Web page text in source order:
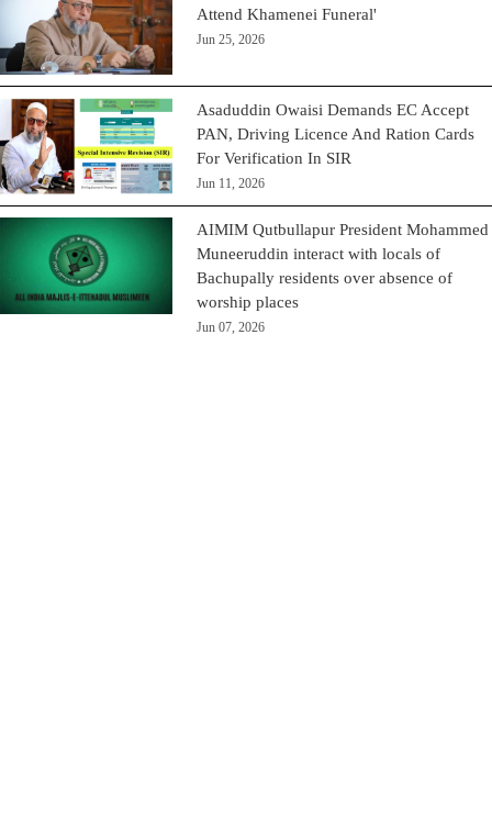
Attend Khamenei Funeral'
Jun 25, 2026
Asaduddin Owaisi Demands EC Accept
PAN, Driving Licence And Ration Cards
For Verification In SIR
Jun 11, 2026
AIMIM Qutbullapur President Mohammed
Muneeruddin interact with locals of
Bachupally residents over absence of
worship places
Jun 07, 2026